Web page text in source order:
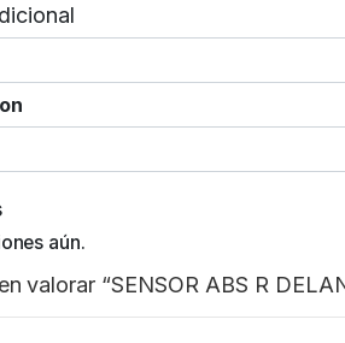
aún.
valorar “SENSOR ABS R